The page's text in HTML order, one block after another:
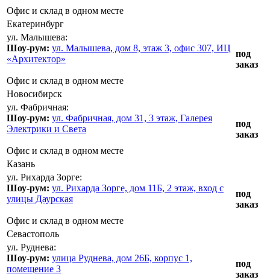
Офис и склад в одном месте
Екатеринбург
ул. Малышева:
Шоу-рум: ул. Малышева, дом 8, этаж 3, офис 307, ИЦ
«Архитектор»
Офис и склад в одном месте
под
заказ
Новосибирск
ул. Фабричная:
Шоу-рум: ул. Фабричная, дом 31, 3 этаж, Галерея
Электрики и Света
Офис и склад в одном месте
под
заказ
Казань
ул. Рихарда Зорге:
Шоу-рум: ул. Рихарда Зорге, дом 11Б, 2 этаж, вход с
улицы Даурская
Офис и склад в одном месте
под
заказ
Севастополь
ул. Руднева:
Шоу-рум: улица Руднева, дом 26Б, корпус 1,
помещение 3
под
заказ